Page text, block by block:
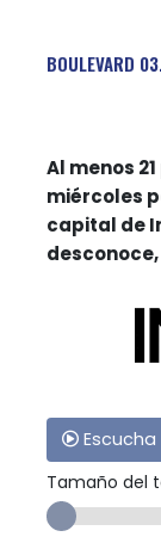
BOULEVARD
Al menos
miércoles
capital de
Escucha
Tamaño del